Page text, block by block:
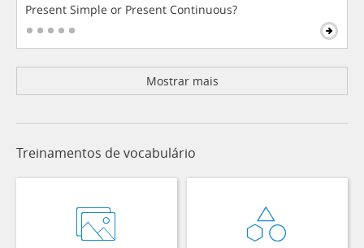
Present Simple or Present Continuous?
Mostrar mais
Treinamentos de vocabulário